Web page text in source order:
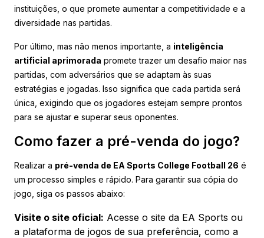
instituições, o que promete aumentar a competitividade e a
diversidade nas partidas.
Por último, mas não menos importante, a inteligência
artificial aprimorada promete trazer um desafio maior nas
partidas, com adversários que se adaptam às suas
estratégias e jogadas. Isso significa que cada partida será
única, exigindo que os jogadores estejam sempre prontos
para se ajustar e superar seus oponentes.
Como fazer a pré-venda do jogo?
Realizar a pré-venda de EA Sports College Football 26 é
um processo simples e rápido. Para garantir sua cópia do
jogo, siga os passos abaixo:
Visite o site oficial: Acesse o site da EA Sports ou
a plataforma de jogos de sua preferência, como a